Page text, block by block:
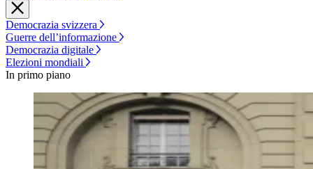
Democrazia svizzera
Guerre dell’informazione
Democrazia digitale
Elezioni mondiali
In primo piano